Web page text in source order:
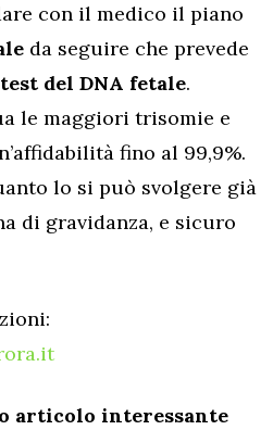
con il medico il piano
da seguire che prevede
test del DNA fetale.
le maggiori trisomie e
fino al 99,9%.
lo si può svolgere già
di gravidanza, e sicuro
articolo interessante